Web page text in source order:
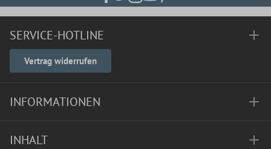
SERVICE-HOTLINE
Vertrag widerrufen
INFORMATIONEN
INHALT